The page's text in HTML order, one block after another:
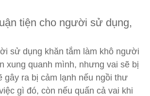
tiện cho người sử dụng,
sử dụng khăn tắm làm khô người
xung quanh mình, nhưng vai sẽ bị
gây ra bị cảm lạnh nếu ngồi thư
gì đó, còn nếu quấn cả vai khi